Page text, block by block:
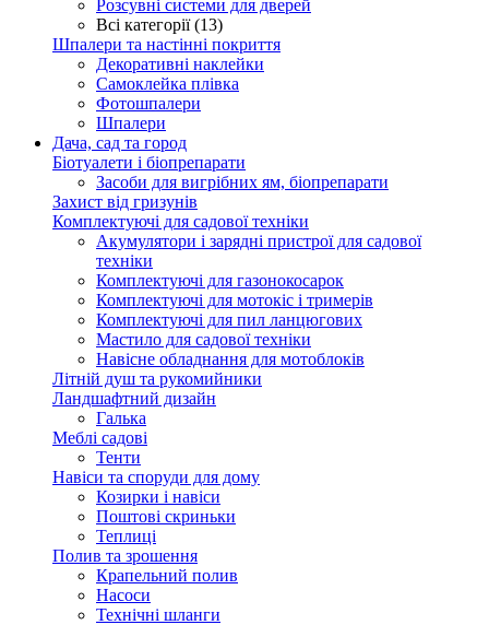
Розсувні системи для дверей
Всі категорії (13)
Шпалери та настінні покриття
Декоративні наклейки
Самоклейка плівка
Фотошпалери
Шпалери
Дача, сад та город
Біотуалети і біопрепарати
Засоби для вигрібних ям, біопрепарати
Захист від гризунів
Комплектуючі для садової техніки
Акумулятори і зарядні пристрої для садової
техніки
Комплектуючі для газонокосарок
Комплектуючі для мотокіс і тримерів
Комплектуючі для пил ланцюгових
Мастило для садової техніки
Навісне обладнання для мотоблоків
Літній душ та рукомийники
Ландшафтний дизайн
Галька
Меблі садові
Тенти
Навіси та споруди для дому
Козирки і навіси
Поштові скриньки
Теплиці
Полив та зрошення
Крапельний полив
Насоси
Технічні шланги